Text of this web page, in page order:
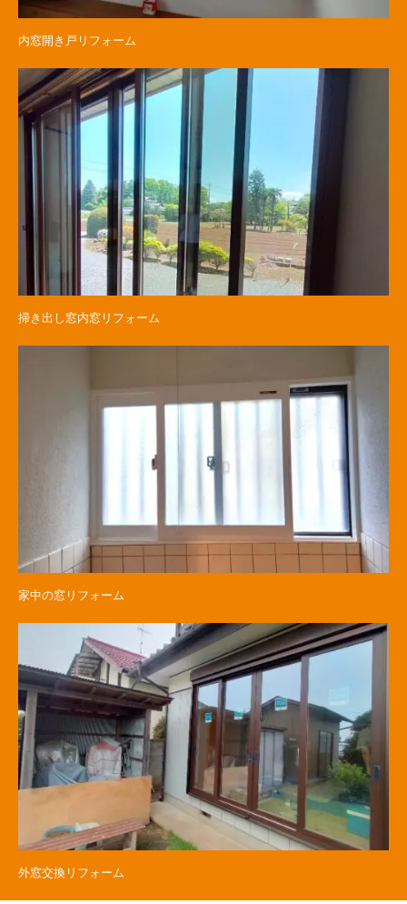
内窓開き戸リフォーム
掃き出し窓内窓リフォーム
家中の窓リフォーム
外窓交換リフォーム